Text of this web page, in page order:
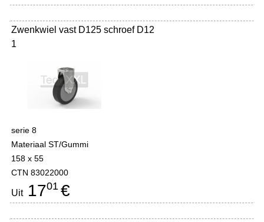
Zwenkwiel vast D125 schroef D12
1
serie 8
Materiaal ST/Gummi
158 x 55
CTN 83022000
Uit1701 €